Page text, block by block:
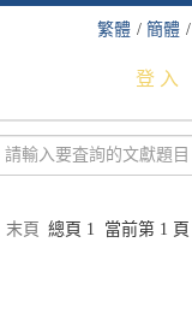
繁體 / 簡體 /
登 入
末頁 總頁 1 當前第 1 頁